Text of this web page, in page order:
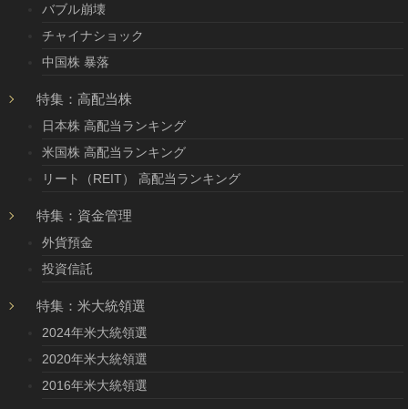
バブル崩壊
チャイナショック
中国株 暴落
特集：高配当株
日本株 高配当ランキング
米国株 高配当ランキング
リート（REIT） 高配当ランキング
特集：資金管理
外貨預金
投資信託
特集：米大統領選
2024年米大統領選
2020年米大統領選
2016年米大統領選